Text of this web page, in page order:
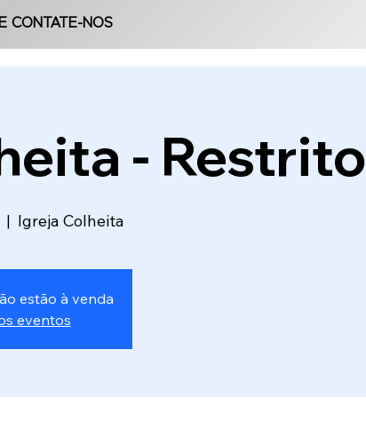
CONTATE-NOS
CONTATE-NOS
- Restrito
|
Igreja Colheita
estão à venda
eventos